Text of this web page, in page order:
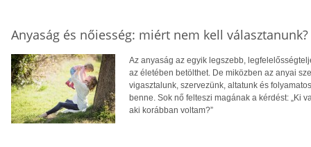
Anyaság és nőiesség: miért nem kell választanunk?
Az anyaság az egyik legszebb,
az életében betölthet. De miközben az anyai
vigasztalunk, szervezünk, altatunk és
benne. Sok nő felteszi magának a kérdést: „Ki
aki korábban voltam?”